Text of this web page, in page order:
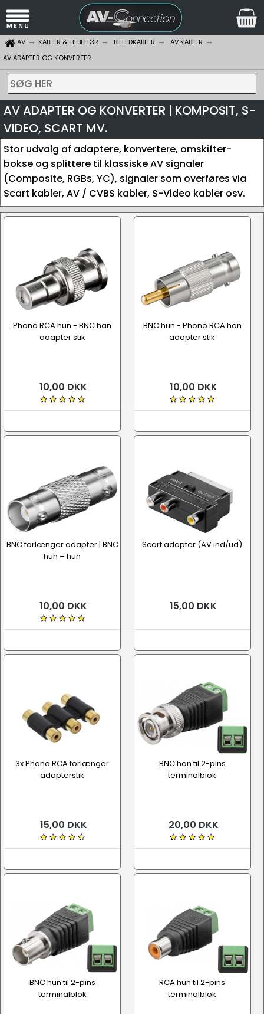
AV KABLER & TILBEHØR BILLEDKABLER
AV KABLER
AV ADAPTER OG KONVERTER
SØG HER
AV ADAPTER OG KONVERTER | KOMPOSIT, S-
VIDEO, SCART MV.
Stor udvalg af adaptere, konvertere, omskifter-
bokse og splittere til klassiske AV signaler
(Composite, RGBs, YC), signaler som overføres via
Scart kabler, AV / CVBS kabler, S-Video kabler osv.
Phono RCA hun - BNC han
adapter stik
10,00 DKK
BNC hun - Phono RCA han
adapter stik
10,00 DKK
BNC forlænger adapter | BNC
hun – hun
10,00 DKK
Scart adapter (AV ind/ud)
15,00 DKK
3x Phono RCA forlænger
adapterstik
15,00 DKK
BNC han til 2-pins
terminalblok
20,00 DKK
BNC hun til 2-pins
terminalblok
RCA hun til 2-pins
terminalblok